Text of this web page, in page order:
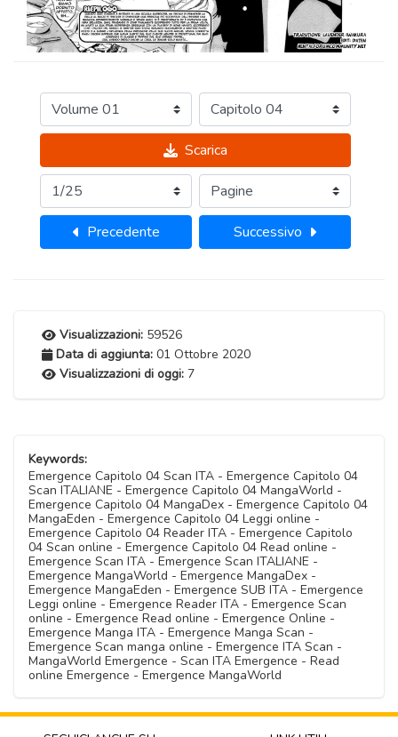
Scarica
Precedente Successivo
Visualizzazioni: 59526
Data di aggiunta: 01 Ottobre 2020
Visualizzazioni di oggi: 7
Keywords:
Emergence Capitolo 04 Scan ITA - Emergence Capitolo 04
Scan ITALIANE - Emergence Capitolo 04 MangaWorld -
Emergence Capitolo 04 MangaDex - Emergence Capitolo 04
MangaEden - Emergence Capitolo 04 Leggi online -
Emergence Capitolo 04 Reader ITA - Emergence Capitolo
04 Scan online - Emergence Capitolo 04 Read online -
Emergence Scan ITA - Emergence Scan ITALIANE -
Emergence MangaWorld - Emergence MangaDex -
Emergence MangaEden - Emergence SUB ITA - Emergence
Leggi online - Emergence Reader ITA - Emergence Scan
online - Emergence Read online - Emergence Online -
Emergence Manga ITA - Emergence Manga Scan -
Emergence Scan manga online - Emergence ITA Scan -
MangaWorld Emergence - Scan ITA Emergence - Read
online Emergence - Emergence MangaWorld